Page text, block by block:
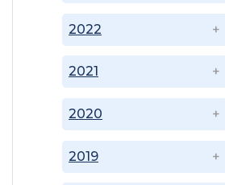
2019
2020
2021
2022